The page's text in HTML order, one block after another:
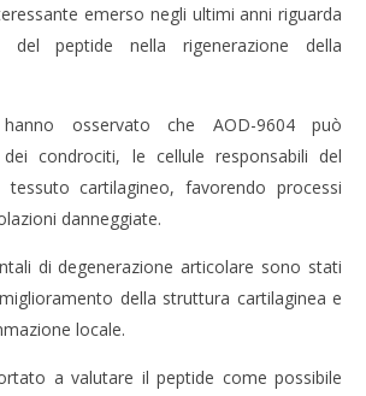
emerso negli ultimi anni riguarda
peptide nella rigenerazione della
osservato che AOD-9604 può
dei condrociti, le cellule responsabili del
cartilagineo, favorendo processi
danneggiate.
di degenerazione articolare sono stati
della struttura cartilaginea e
locale.
a valutare il peptide come possibile